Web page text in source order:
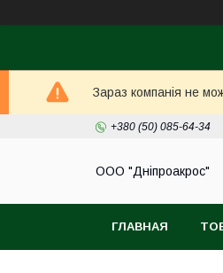
Зараз компанія не
+380 (50) 085-64-34
ООО "Дніпроакрос"
ГЛАВНАЯ